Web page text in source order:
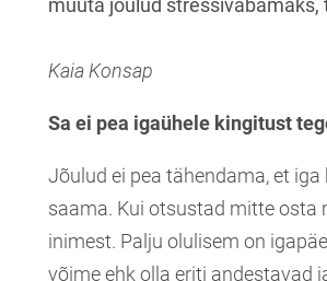
muuta jõulud
Kaia Konsap
Sa ei pea igaühele kingitust
Jõulud ei pea tähendama, et
saama. Kui otsustad mitte osta
inimest. Palju olulisem on
võime ehk olla eriti andestavad